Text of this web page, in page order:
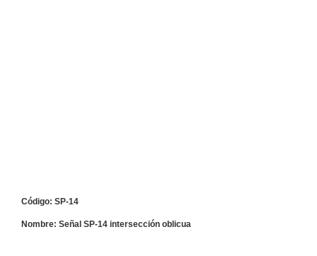
Código: SP-14
Nombre: Señal SP-14 intersección oblicua